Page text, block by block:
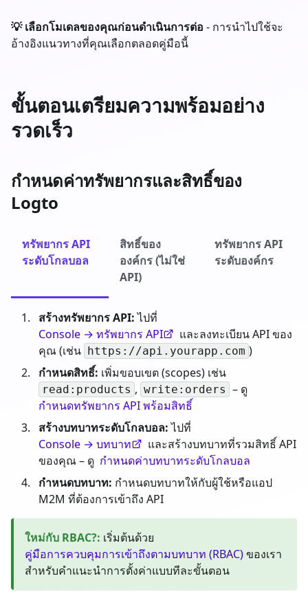
💡 เลือกโมเดลของคุณก่อนดำเนินการต่อ - การนำไปใช้จะ
อ้างอิงแนวทางที่คุณเลือกตลอดคู่มือนี้
ขั้นตอนเตรียมความพร้อมอย่าง
รวดเร็ว
กำหนดค่าทรัพยากรและสิทธิ์ของ
Logto
ทรัพยากร API
ระดับโกลบอล
สิทธิ์ของ
องค์กร (ไม่ใช่
API)
ทรัพยากร API
ระดับองค์กร
สร้างทรัพยากร API:ไปที่
Console → ทรัพยากร API
และลงทะเบียน API ของ
คุณ (เช่น
https://api.yourapp.com )
กำหนดสิทธิ์: เพิ่มขอบเขต (scopes) เช่น
read:products , write:orders – ดู
กำหนดทรัพยากร API พร้อมสิทธิ์
สร้างบทบาทระดับโกลบอล:ไปที่
Console → บทบาท
และสร้างบทบาทที่รวมสิทธิ์ API
ของคุณ – ดู กำหนดค่าบทบาทระดับโกลบอล
กำหนดบทบาท: กำหนดบทบาทให้กับผู้ใช้หรือแอป
M2M ที่ต้องการเข้าถึง API
ใหม่กับ RBAC?: เริ่มต้นด้วย
คู่มือการควบคุมการเข้าถึงตามบทบาท (RBAC)ของเรา
สำหรับคำแนะนำการตั้งค่าแบบทีละขั้นตอน